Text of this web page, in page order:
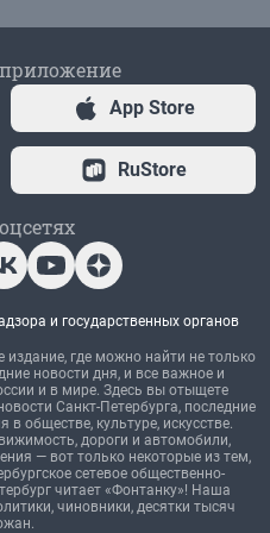
App Store
RuStore
и государственных органов
издание, где можно найти не только
новости дня, и все важное и
и в мире. Здесь вы отыщете
Санкт-Петербурга, последние
в обществе, культуре, искусстве.
дороги и автомобили,
— вот только некоторые из тем,
сетевое общественно-
читает «Фонтанку»! Наша
чиновники, десятки тысяч